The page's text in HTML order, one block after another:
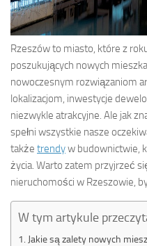
Rzeszów to miasto, które z
poszukujących nowych
nowoczesnym rozwiązaniom
lokalizacjom, inwestycje
niezwykle atrakcyjne. Ale jak
spełni wszystkie nasze
także trendyw budownictwie,
życia. Warto zatem przyjrzeć
nieruchomości w Rzeszowie,
W tym artykule
Jakie są zalety nowych